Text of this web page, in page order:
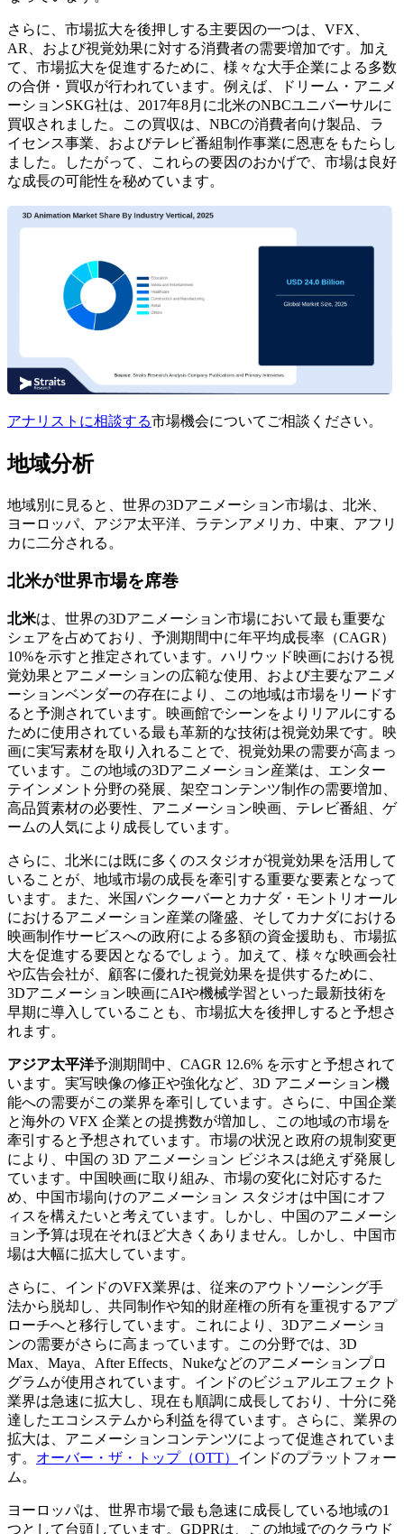
さらに、市場拡大を後押しする主要因の一つは、VFX、
AR、および視覚効果に対する消費者の需要増加です。加え
て、市場拡大を促進するために、様々な大手企業による多数
の合併・買収が行われています。例えば、ドリーム・アニメ
ーションSKG社は、2017年8月に北米のNBCユニバーサルに
買収されました。この買収は、NBCの消費者向け製品、ラ
イセンス事業、およびテレビ番組制作事業に恩恵をもたらし
ました。したがって、これらの要因のおかげで、市場は良好
な成長の可能性を秘めています。
アナリストに相談する市場機会についてご相談ください。
地域分析
地域別に見ると、世界の3Dアニメーション市場は、北米、
ヨーロッパ、アジア太平洋、ラテンアメリカ、中東、アフリ
カに二分される。
北米が世界市場を席巻
北米は、世界の3Dアニメーション市場において最も重要な
シェアを占めており、予測期間中に年平均成長率（CAGR）
10%を示すと推定されています。ハリウッド映画における視
覚効果とアニメーションの広範な使用、および主要なアニメ
ーションベンダーの存在により、この地域は市場をリードす
ると予測されています。映画館でシーンをよりリアルにする
ために使用されている最も革新的な技術は視覚効果です。映
画に実写素材を取り入れることで、視覚効果の需要が高まっ
ています。この地域の3Dアニメーション産業は、エンター
テインメント分野の発展、架空コンテンツ制作の需要増加、
高品質素材の必要性、アニメーション映画、テレビ番組、ゲ
ームの人気により成長しています。
さらに、北米には既に多くのスタジオが視覚効果を活用して
いることが、地域市場の成長を牽引する重要な要素となって
います。また、米国バンクーバーとカナダ・モントリオール
におけるアニメーション産業の隆盛、そしてカナダにおける
映画制作サービスへの政府による多額の資金援助も、市場拡
大を促進する要因となるでしょう。加えて、様々な映画会社
や広告会社が、顧客に優れた視覚効果を提供するために、
3Dアニメーション映画にAIや機械学習といった最新技術を
早期に導入していることも、市場拡大を後押しすると予想さ
れます。
アジア太平洋予測期間中、CAGR 12.6% を示すと予想されて
います。実写映像の修正や強化など、3D アニメーション機
能への需要がこの業界を牽引しています。さらに、中国企業
と海外の VFX 企業との提携数が増加し、この地域の市場を
牽引すると予想されています。市場の状況と政府の規制変更
により、中国の 3D アニメーション ビジネスは絶えず発展し
ています。中国映画に取り組み、市場の変化に対応するた
め、中国市場向けのアニメーション スタジオは中国にオフ
ィスを構えたいと考えています。しかし、中国のアニメーシ
ョン予算は現在それほど大きくありません。しかし、中国市
場は大幅に拡大しています。
さらに、インドのVFX業界は、従来のアウトソーシング手
法から脱却し、共同制作や知的財産権の所有を重視するアプ
ローチへと移行しています。これにより、3Dアニメーショ
ンの需要がさらに高まっています。この分野では、3D
Max、Maya、After Effects、Nukeなどのアニメーションプロ
グラムが使用されています。インドのビジュアルエフェクト
業界は急速に拡大し、現在も順調に成長しており、十分に発
達したエコシステムから利益を得ています。さらに、業界の
拡大は、アニメーションコンテンツによって促進されていま
す。 オーバー・ザ・トップ（OTT） インドのプラットフォー
ム。
ヨーロッパは、世界市場で最も急速に成長している地域の1
つとして台頭しています。GDPRは、この地域でのクラウド